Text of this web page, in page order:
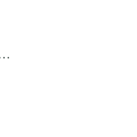
Grise (inclus 1 Recharge Jumbo Octo Anti-Odeurs)